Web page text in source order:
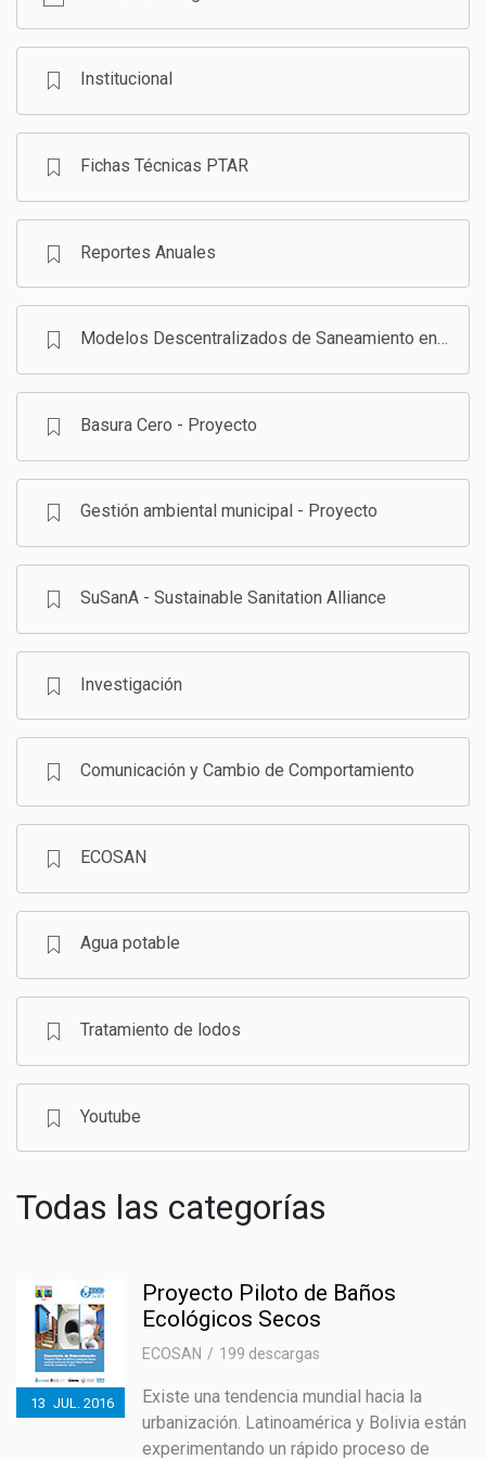
Institucional
Fichas Técnicas PTAR
Reportes Anuales
Modelos Descentralizados de Saneamiento en Bolivia - Programa
Basura Cero - Proyecto
Gestión ambiental municipal - Proyecto
SuSanA - Sustainable Sanitation Alliance
Investigación
Comunicación y Cambio de Comportamiento
ECOSAN
Agua potable
Tratamiento de lodos
Youtube
Todas las categorías
13 JUL. 2016
Proyecto Piloto de Baños
Ecológicos Secos
ECOSAN 199 descargas
Existe una tendencia mundial hacia la
urbanización. Latinoamérica y Bolivia están
experimentando un rápido proceso de